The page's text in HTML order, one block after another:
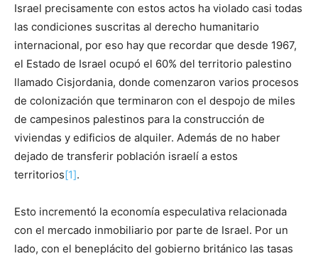
Israel precisamente con estos actos ha violado casi todas
las condiciones suscritas al derecho humanitario
internacional, por eso hay que recordar que desde 1967,
el Estado de Israel ocupó el 60% del territorio palestino
llamado Cisjordania, donde comenzaron varios procesos
de colonización que terminaron con el despojo de miles
de campesinos palestinos para la construcción de
viviendas y edificios de alquiler. Además de no haber
dejado de transferir población israelí a estos
territorios[1].
Esto incrementó la economía especulativa relacionada
con el mercado inmobiliario por parte de Israel. Por un
lado, con el beneplácito del gobierno británico las tasas